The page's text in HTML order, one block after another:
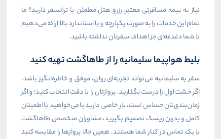
نیاز به بیمه مسافرتی معتبر، رزرو هتل مطمئن یا ترانسفر دارید؟ ما
تمام این خدمات را به صورت یکپارچه و با استاندارد بالا ارائه می‌دهیم
تا شما دغدغه‌ای جز اهداف سفرتان نداشته باشید.
بلیط هواپیما سلیمانیه را از طاهاگشت تهیه کنید
سفر به سلیمانیه می‌تواند تجربه‌ای روان، موفق و خاطره‌انگیز باشد،
اگر خشت اول را درست بگذارید. پروازتان را با دقت انتخاب کنید؛ و اگر
زمان‌بندی‌تان حساس است، بار خاصی دارید یا می‌خواهید با اطمینان
کامل و بدون ریسک تصمیم بگیرید، مشاوران متخصص طاهاگشت
با یک تماس در کنار شما هستند. همین حالا پروازها را مقایسه کنید